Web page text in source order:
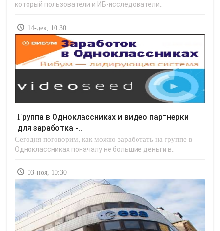
который пользователи и ИБ-исследователи..
14-дек, 10:30
Группа в Одноклассниках и видео партнерки
для заработка -..
Сегодня поговорим, как можно заработать на группе в
Одноклассниках поначалу не большие деньги в..
03-ноя, 10:30